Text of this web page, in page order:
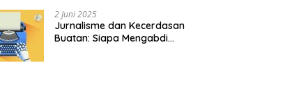
2 Juni 2025
Jurnalisme dan Kecerdasan
Buatan: Siapa Mengabdi